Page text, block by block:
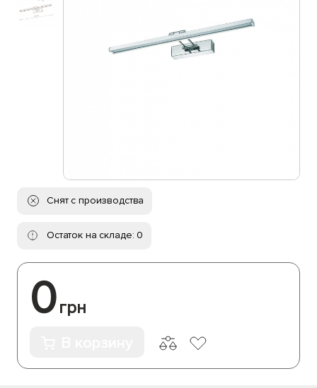
Снят с производства
Остаток на складе: 0
0грн